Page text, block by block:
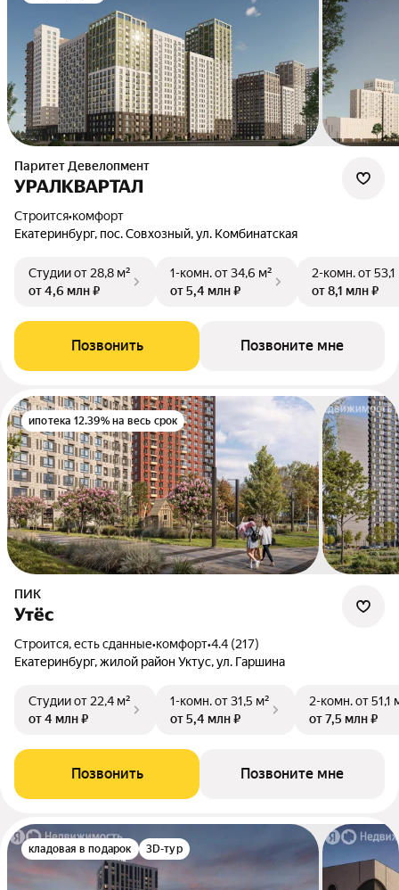
Паритет Девелопмент
УРАЛКВАРТАЛ
Строится•комфорт
Екатеринбург, пос. Совхозный, ул. Комбинатская
Студииот 28,8 м²
от 4,6 млн ₽
1-комн.от 34,6 м²
от 5,4 млн ₽
2-комн.от 53,1
от 8,1 млн ₽
Позвонить Позвоните мне
ипотека 12.39% на весь срок
ПИК
Утёс
Строится, есть сданные•комфорт•4.4 (217)
Екатеринбург, жилой район Уктус, ул. Гаршина
Студииот 22,4 м²
от 4 млн ₽
1-комн.от 31,5 м²
от 5,4 млн ₽
2-комн.от 51,1
от 7,5 млн ₽
Позвонить Позвоните мне
кладовая в подарок 3D-тур